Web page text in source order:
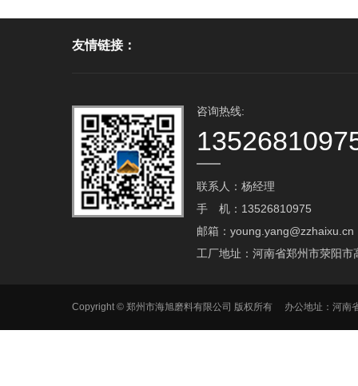
友情链接：
咨询热线:
联系人：杨经理
手 机：13526810975
邮箱：young.yang@zzhaixu.cn
工厂地址：河南省郑州市荥阳市
Copyright © 郑州市海旭磨料有限公司 版权所有 办公地址：河